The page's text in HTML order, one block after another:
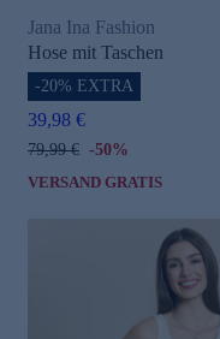
Jana Ina Fashion
Hose mit Taschen
-20% EXTRA
39,98 €
79,99 € -50%
VERSAND GRATIS